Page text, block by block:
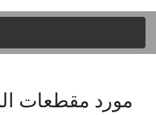
مورد مقطعات